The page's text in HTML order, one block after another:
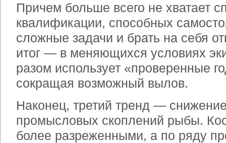
Причем больше всего не хватает
квалификации, способных
сложные задачи и брать на себя
итог — в меняющихся условиях
разом использует «проверенные
сокращая возможный вылов.
Наконец, третий тренд —
промысловых скоплений рыбы.
более разреженными, а по ряду